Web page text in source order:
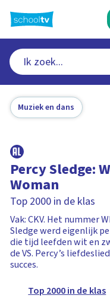
naar
hoofdinhoud
Muziek en dans
Percy Sledge:
Woman
Top 2000 in de klas
Vak: CKV. Het nummer
Sledge werd eigenlijk
die tijd leefden wit en
de VS. Percy’s
succes.
Top 2000 in de klas